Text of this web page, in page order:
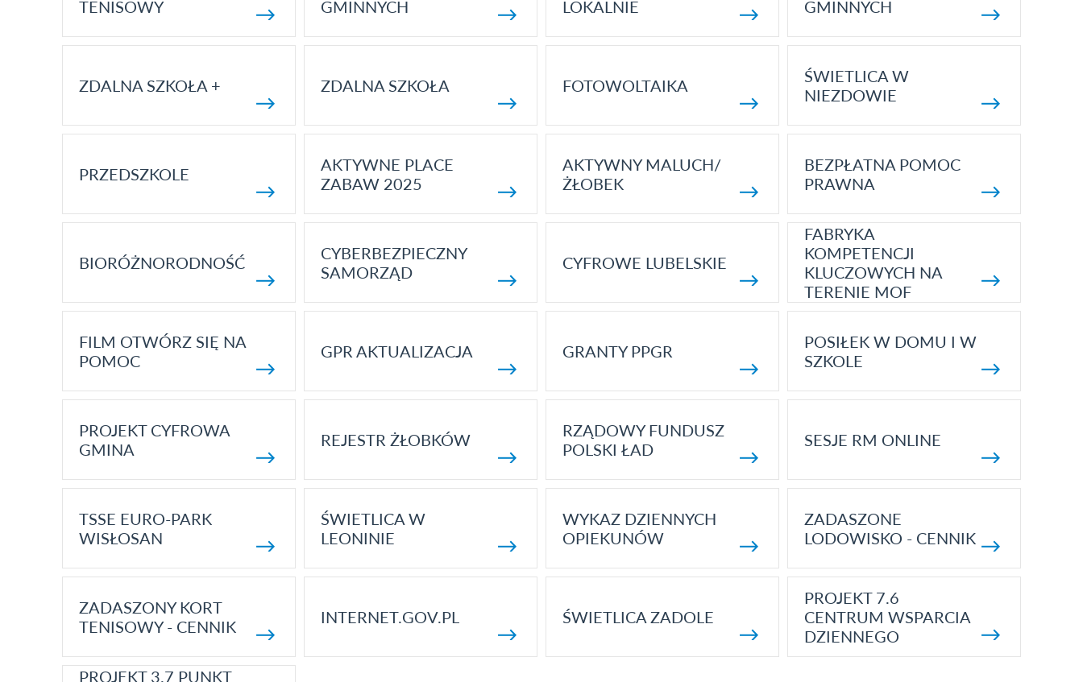
TENISOWY
GMINNYCH
LOKALNIE
GMINNYCH
ZDALNA SZKOŁA + ZDALNA SZKOŁA FOTOWOLTAIKA
ŚWIETLICA W
NIEZDOWIE
PRZEDSZKOLE
AKTYWNE PLACE
ZABAW 2025
AKTYWNY MALUCH/
ŻŁOBEK
BEZPŁATNA POMOC
PRAWNA
BIORÓŻNORODNOŚĆ
CYBERBEZPIECZNY
SAMORZĄD
CYFROWE LUBELSKIE
FABRYKA
KOMPETENCJI
KLUCZOWYCH NA
TERENIE MOF
FILM OTWÓRZ SIĘ NA
POMOC
GPR AKTUALIZACJA GRANTY PPGR
POSIŁEK W DOMU I W
SZKOLE
PROJEKT CYFROWA
GMINA
REJESTR ŻŁOBKÓW
RZĄDOWY FUNDUSZ
POLSKI ŁAD
SESJE RM ONLINE
TSSE EURO-PARK
WISŁOSAN
ŚWIETLICA W
LEONINIE
WYKAZ DZIENNYCH
OPIEKUNÓW
ZADASZONE
LODOWISKO - CENNIK
ZADASZONY KORT
TENISOWY - CENNIK
INTERNET.GOV.PL ŚWIETLICA ZADOLE
PROJEKT 7.6
CENTRUM WSPARCIA
DZIENNEGO
PROJEKT 3.7 PUNKT